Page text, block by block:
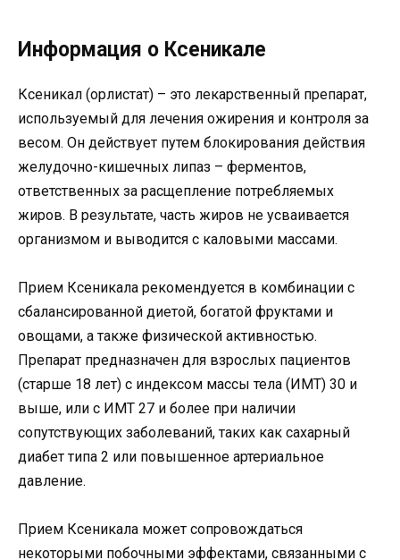
Информация о Ксеникале
Ксеникал (орлистат) – это лекарственный препарат,
используемый для лечения ожирения и контроля за
весом. Он действует путем блокирования действия
желудочно-кишечных липаз – ферментов,
ответственных за расщепление потребляемых
жиров. В результате, часть жиров не усваивается
организмом и выводится с каловыми массами.
Прием Ксеникала рекомендуется в комбинации с
сбалансированной диетой, богатой фруктами и
овощами, а также физической активностью.
Препарат предназначен для взрослых пациентов
(старше 18 лет) с индексом массы тела (ИМТ) 30 и
выше, или с ИМТ 27 и более при наличии
сопутствующих заболеваний, таких как сахарный
диабет типа 2 или повышенное артериальное
давление.
Прием Ксеникала может сопровождаться
некоторыми побочными эффектами, связанными с